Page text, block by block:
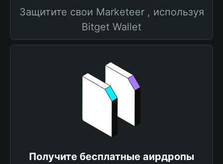
Защитите свои Marketeer , используя
Bitget Wallet
Получите бесплатные аирдропы